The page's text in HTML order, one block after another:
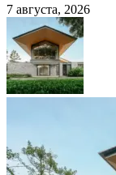
7 августа, 2026